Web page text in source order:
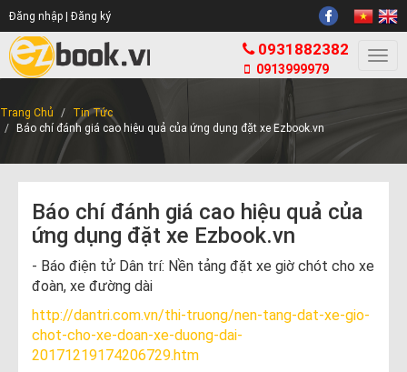
Đăng nhập | Đăng ký
0931882382
0913999979
Trang Chủ
Tin Tức
Báo chí đánh giá cao hiệu quả của ứng dụng đặt xe Ezbook.vn
Báo chí đánh giá cao hiệu quả của
ứng dụng đặt xe Ezbook.vn
- Báo điện tử Dân trí: Nền tảng đặt xe giờ chót cho xe
đoàn, xe đường dài
http://dantri.com.vn/thi-truong/nen-tang-dat-xe-gio-
chot-cho-xe-doan-xe-duong-dai-
20171219174206729.htm